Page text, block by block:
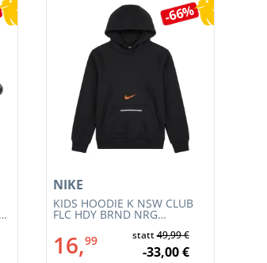
-66%
KIDS HOODIE K NSW CLUB
FLC HDY BRND NRG
NIKE
16,99 statt49,99 €
-33,00 €